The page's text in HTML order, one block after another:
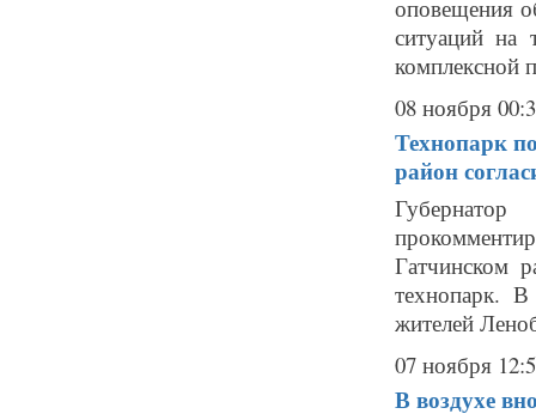
оповещения
ситуаций на
комплексной
08 ноября
Технопарк
район
Гатчинском
технопарк.
жителей
07 ноября
В воздухе